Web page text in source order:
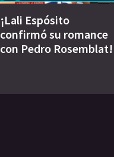
¡Lali Espósito
confirmó su romance
con Pedro Rosemblat!